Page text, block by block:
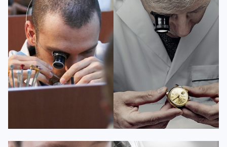
艾德琳·亚历桑德拉
资深百达翡丽技师
是百达翡丽维修服务中心
(百达翡丽保养中心)
的高级技师之一
Guangzhou PatekPhilippe Maintain
center
艾莉森·安吉莉亚
资深百达翡丽技师
是百达翡丽维修服务中心
(百达翡丽保养中心)
的高级技师之一
Shenzhen PatekPhilippe Maintain
 深圳百达翡丽维修